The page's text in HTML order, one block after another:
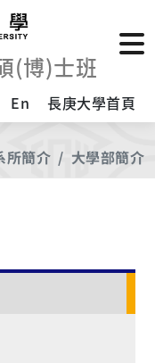
(博)士班
En 長庚大學首頁
所簡介 大學部簡介